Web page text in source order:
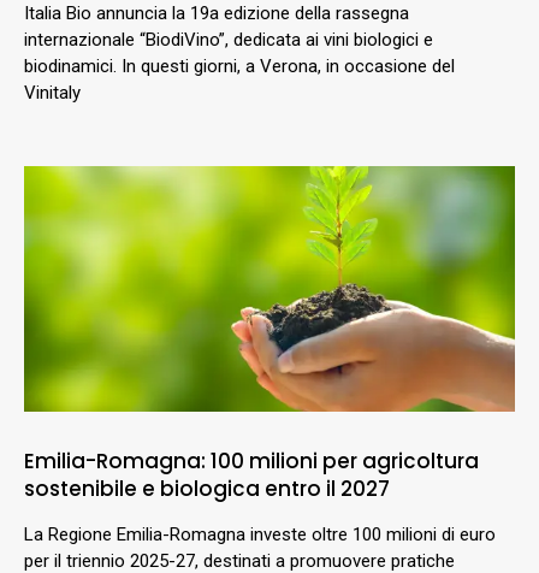
Italia Bio annuncia la 19a edizione della rassegna
internazionale “BiodiVino”, dedicata ai vini biologici e
biodinamici. In questi giorni, a Verona, in occasione del
Vinitaly
Emilia-Romagna: 100 milioni per agricoltura
sostenibile e biologica entro il 2027
La Regione Emilia-Romagna investe oltre 100 milioni di euro
per il triennio 2025-27, destinati a promuovere pratiche